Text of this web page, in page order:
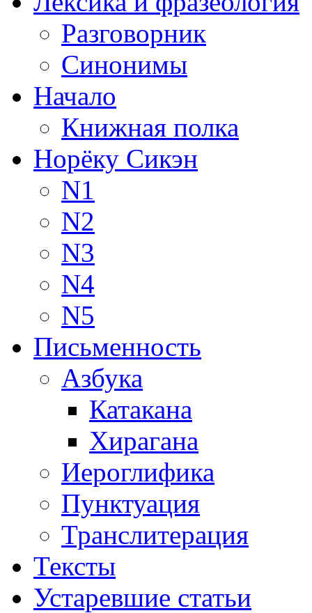
Разговорник
Синонимы
Начало
Книжная полка
Норёку Сикэн
N1
N2
N3
N4
N5
Письменность
Азбука
Катакана
Хирагана
Иероглифика
Пунктуация
Транслитерация
Тексты
Устаревшие статьи